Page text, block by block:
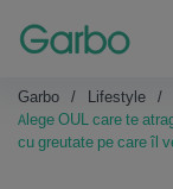
Garbo
Lifestyle
Alege OUL care te
cu greutate pe care îl